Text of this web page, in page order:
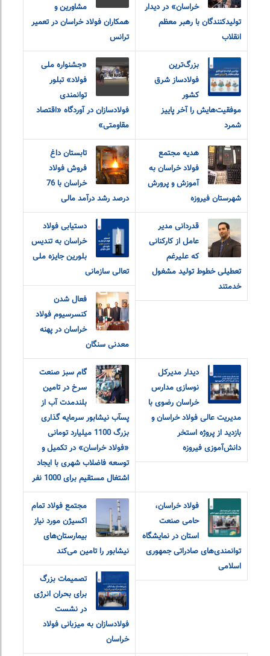
خراسان» در دیدار
تولیدکنندگان با رهبر معظم
انقلاب
مشاورین و
همکاران فولاد خراسان در تعمیر
ترانس
بزرگ‌ترین
فولادساز شرق
کشور
موفقیت‌هایش را آخر پاییز
شمرد
«جشنواره ملی
فولاد» تبلور
توانمندی
فولادسازان در آوردگاه «اقتصاد
مقاومتی»
هدیه مجتمع
فولاد خراسان به
آموزش و پرورش
شهرستان فیروزه
تابستان داغ
فروش فولاد
خراسان با 76
درصد رشد درآمد مالی
قدردانی مدیر
عامل از کارکنانی
که علیرغم
تعطیلی خطوط تولید مشغول
خدمتند
دستیابی فولاد
خراسان به تندیس
بلورین جایزه ملی
تعالی سازمانی
فعال شدن
کنسرسیوم فولاد
خراسان در پهنه
معدنی سنگان
دیدار مدیرکل
نوسازی مدارس
خراسان رضوی با
مدیریت عالی فولاد خراسان و
بازدید از پروژه استخر
دانش‌آموزی فیروزه
گام سبز صنعت
سرخ در تامین
بلندمدت آب از
پسآب نیشابور سرمایه گذاری
بزرگ 1100 میلیارد تومانی
«فولاد خراسان» در تکمیل و
توسعه فاضلاب شهری با ایجاد
اشتغال مستقیم برای 1000 نفر
فولاد خراسان،
حامی صنعت
استان در نمایشگاه
توانمندی‌های صادراتی جمهوری
اسلامی
مجتمع فولاد تمام
اکسیژن مورد نیاز
بیمارستان‌های
نیشابور را تامین می‌کند
تصمیمات بزرگ
برای بحران انرژی
در نشست
فولادسازان به میزبانی فولاد
خراسان